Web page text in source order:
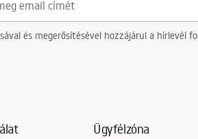
és megerősítésével hozzájárul a hírlevél
Ügyfélzóna